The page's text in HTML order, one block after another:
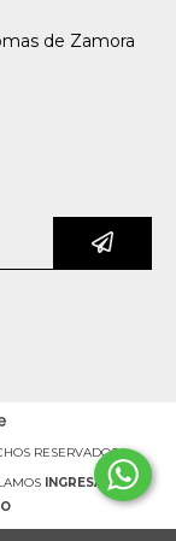
de Zamora
RESERVADOS.
INGRESÁ ACÁ.